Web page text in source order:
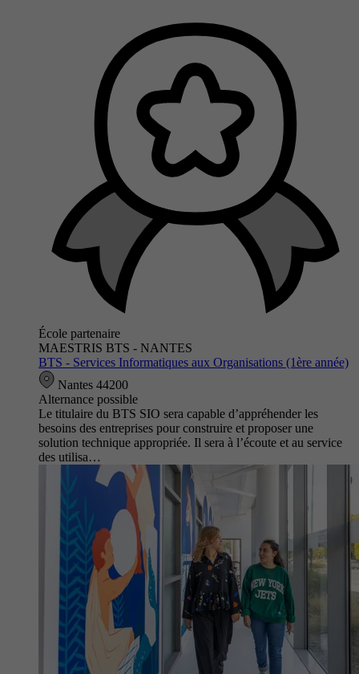
École partenaire
MAESTRIS BTS - NANTES
BTS - Services Informatiques aux Organisations (1ère année)
Nantes 44200
Alternance possible
Le titulaire du BTS SIO sera capable d’appréhender les
besoins des entreprises pour construire et proposer une
solution technique appropriée. Il sera à l’écoute et au service
des utilisa…